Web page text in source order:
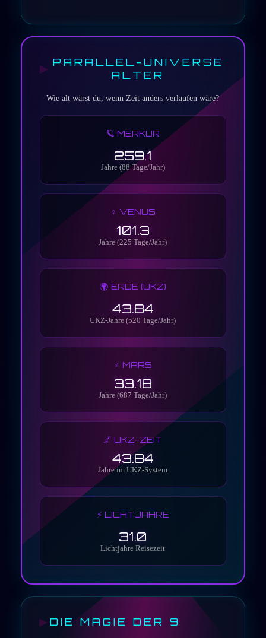
PARALLEL-UNIVERSE
ALTER
Wie alt wärst du, wenn Zeit anders verlaufen wäre?
🪐 MERKUR
259.1
Jahre (88 Tage/Jahr)
♀️ VENUS
101.3
Jahre (225 Tage/Jahr)
🌍 ERDE (UKZ)
43.84
UKZ-Jahre (520 Tage/Jahr)
♂️ MARS
33.18
Jahre (687 Tage/Jahr)
🌌 UKZ-ZEIT
43.84
Jahre im UKZ-System
⚡ LICHTJAHRE
31.0
Lichtjahre Reisezeit
DIE MAGIE DER 9